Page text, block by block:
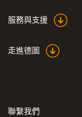
服務與支援
走進德圖
聯繫我們